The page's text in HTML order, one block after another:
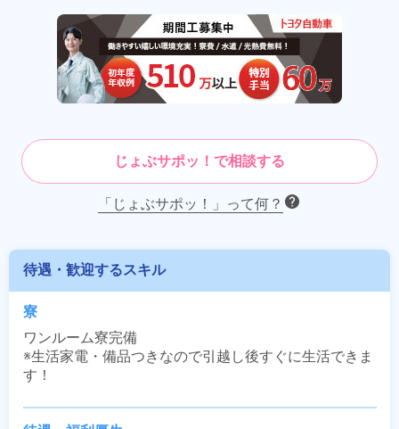
じょぶサポッ！で相談する
「じょぶサポッ！」って何？
待遇・歓迎するスキル
寮
ワンルーム寮完備
※生活家電・備品つきなので引越し後すぐに生活できま
す！